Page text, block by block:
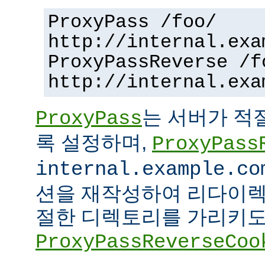
ProxyPass /foo/
http://
ProxyPassReverse /
http://
ProxyPass는 서버가 적
록 설정하며,
션을 재작성하여 리다이
절한 디렉토리를 가리키